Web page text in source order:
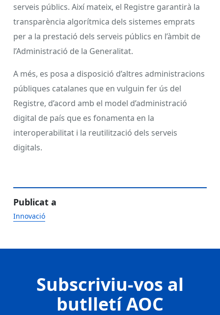
serveis públics. Així mateix, el Registre garantirà la
transparència algorítmica dels sistemes emprats
per a la prestació dels serveis públics en l’àmbit de
l’Administració de la Generalitat.
A més, es posa a disposició d’altres administracions
públiques catalanes que en vulguin fer ús del
Registre, d’acord amb el model d’administració
digital de país que es fonamenta en la
interoperabilitat i la reutilització dels serveis
digitals.
Publicat a
Innovació
Subscriviu-vos al
butlletí AOC